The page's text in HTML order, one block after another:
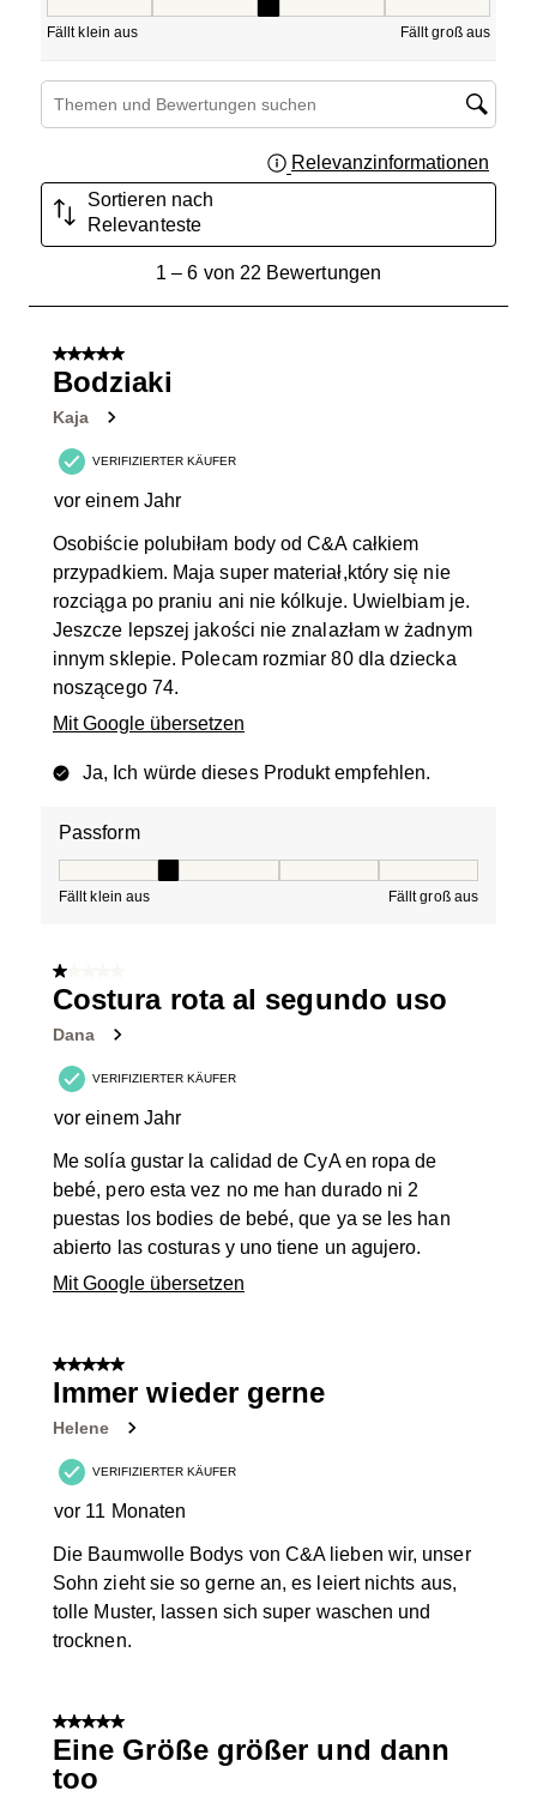
Fällt klein aus Fällt groß aus
Suchthemen und Bewertungen Suchregion
Relevanzinformationen
Sortieren nach
Relevanteste
von
Bewertungen.
1 – 6 von 22 Bewertungen
5 von 5 Sternen.
Bodziaki
Kaja
VERIFIZIERTER KÄUFER
vor einem Jahr
Osobiście polubiłam body od C&A całkiem
przypadkiem. Maja super materiał,który się nie
rozciąga po praniu ani nie kólkuje. Uwielbiam je.
Jeszcze lepszej jakości nie znalazłam w żadnym
innym sklepie. Polecam rozmiar 80 dla dziecka
noszącego 74.
Mit Google übersetzen
Ja, Ich würde dieses Produkt empfehlen.
Passform
Fällt klein aus Fällt groß aus
1 von 5 Sternen.
Costura rota al segundo uso
Dana
VERIFIZIERTER KÄUFER
vor einem Jahr
Me solía gustar la calidad de CyA en ropa de
bebé, pero esta vez no me han durado ni 2
puestas los bodies de bebé, que ya se les han
abierto las costuras y uno tiene un agujero.
Mit Google übersetzen
5 von 5 Sternen.
Immer wieder gerne
Helene
VERIFIZIERTER KÄUFER
vor 11 Monaten
Die Baumwolle Bodys von C&A lieben wir, unser
Sohn zieht sie so gerne an, es leiert nichts aus,
tolle Muster, lassen sich super waschen und
trocknen.
5 von 5 Sternen.
Eine Größe größer und dann
too